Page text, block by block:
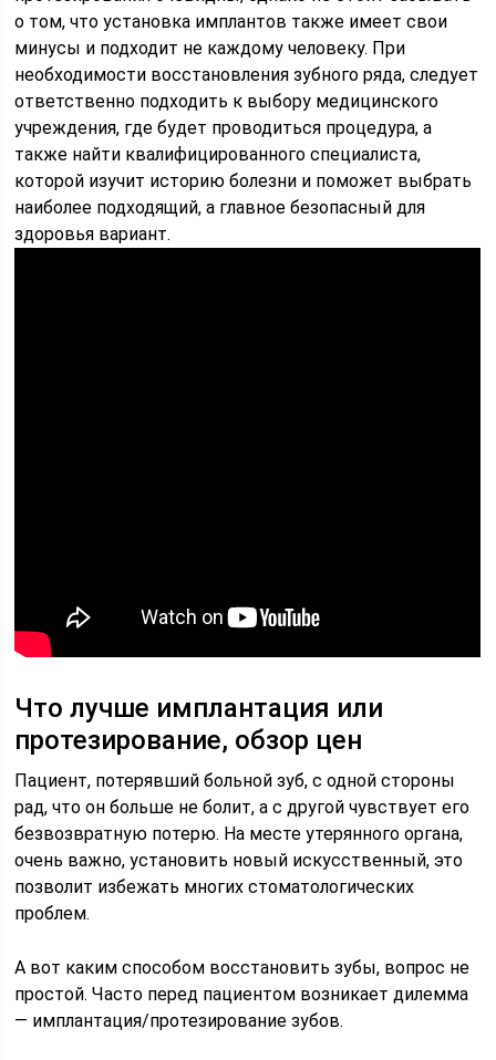
о том, что установка имплантов также имеет свои
минусы и подходит не каждому человеку. При
необходимости восстановления зубного ряда, следует
ответственно подходить к выбору медицинского
учреждения, где будет проводиться процедура, а
также найти квалифицированного специалиста,
которой изучит историю болезни и поможет выбрать
наиболее подходящий, а главное безопасный для
здоровья вариант.
Что лучше имплантация или
протезирование, обзор цен
Пациент, потерявший больной зуб, с одной стороны
рад, что он больше не болит, а с другой чувствует его
безвозвратную потерю. На месте утерянного органа,
очень важно, установить новый искусственный, это
позволит избежать многих стоматологических
проблем.
А вот каким способом восстановить зубы, вопрос не
простой. Часто перед пациентом возникает дилемма
— имплантация/протезирование зубов.